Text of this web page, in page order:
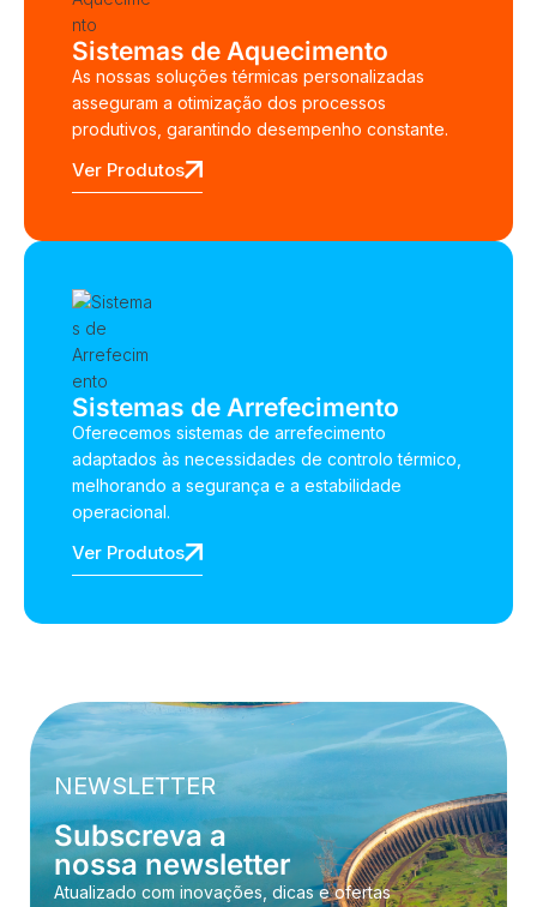
Sistemas de Aquecimento
As nossas soluções térmicas personalizadas
asseguram a otimização dos processos
produtivos, garantindo desempenho constante.
Ver Produtos
Sistemas de Arrefecimento
Oferecemos sistemas de arrefecimento
adaptados às necessidades de controlo térmico,
melhorando a segurança e a estabilidade
operacional.
Ver Produtos
NEWSLETTER
Subscreva a
nossa newsletter
Atualizado com inovações, dicas e ofertas